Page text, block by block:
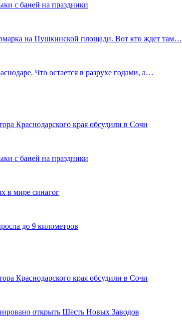
с баней на праздники
на Пушкинской площади. Вот кто ждет там…
Что остается в разрухе годами, а…
Краснодарского края обсудили в Сочи
с баней на праздники
в мире синагог
до 9 километров
Краснодарского края обсудили в Сочи
открыть Шесть Новых Заводов